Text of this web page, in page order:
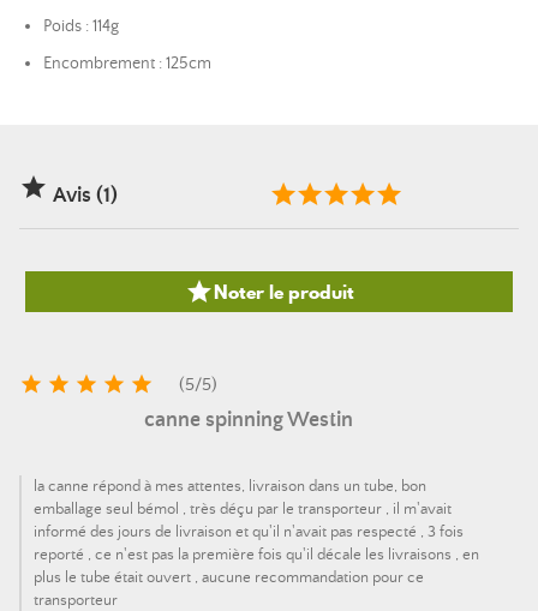
Poids : 114g
Encombrement : 125cm
 Avis (1)
Noter le produit
     (5/5)
canne spinning Westin
la canne répond à mes attentes, livraison dans un tube, bon
emballage seul bémol , très déçu par le transporteur , il m'avait
informé des jours de livraison et qu'il n'avait pas respecté , 3 fois
reporté , ce n'est pas la première fois qu'il décale les livraisons , en
plus le tube était ouvert , aucune recommandation pour ce
transporteur